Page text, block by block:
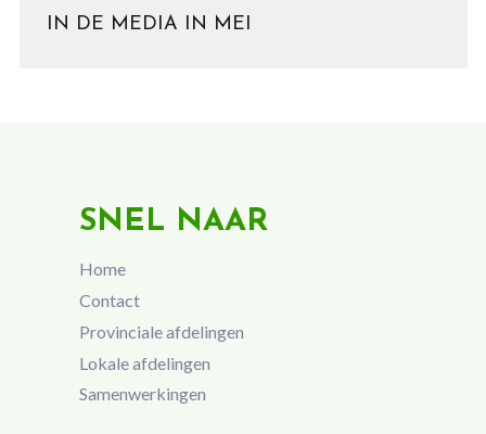
IN DE MEDIA IN MEI
SNEL NAAR
Home
Contact
Provinciale afdelingen
Lokale afdelingen
Samenwerkingen